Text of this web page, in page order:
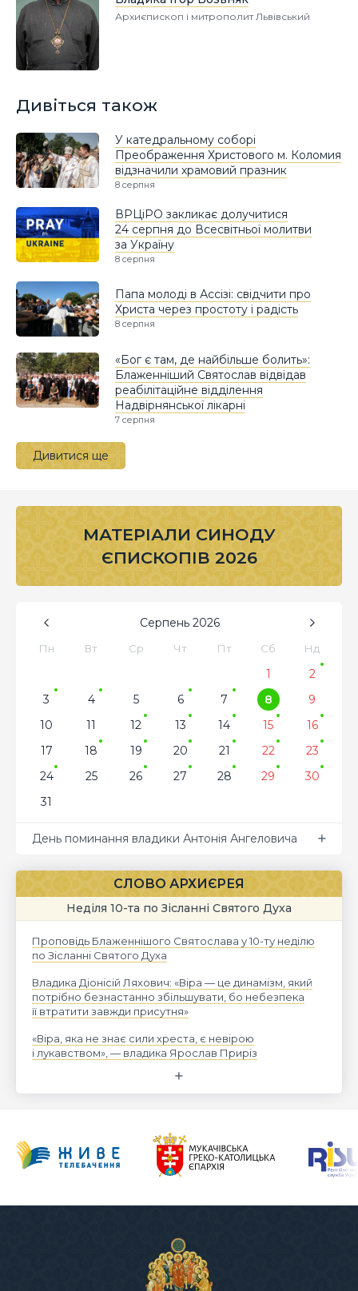
Архиєпископ і митрополит Львівський
Дивіться також
У катедральному соборі
Преображення Христового м. Коломия
відзначили храмовий празник
8 серпня
ВРЦіРО закликає долучитися
24 серпня до Всесвітньої молитви
за Україну
8 серпня
Папа молоді в Ассізі: свідчити про
Христа через простоту і радість
8 серпня
«Бог є там, де найбільше болить»:
Блаженніший Святослав відвідав
реабілітаційне відділення
Надвірнянської лікарні
7 серпня
Дивитися ще
МАТЕРІАЛИ СИНОДУ
ЄПИСКОПІВ 2026
Серпень 2026
Пн Вт Ср Чт Пт Сб Нд
1
2
3
4 5 6 7 8
9
10
11 12 13 14 15
16
17
18 19 20 21 22
23
24
25 26 27 28 29
30
31
День поминання владики Антонія Ангеловича
СЛОВО АРХИЄРЕЯ
Неділя 10-та по Зісланні Святого Духа
Проповідь Блаженнішого Святослава у 10-ту неділю
по Зісланні Святого Духа
Владика Діонісій Ляхович: «Віра — це динамізм, який
потрібно безнастанно збільшувати, бо небезпека
її втратити завжди присутня»
«Віра, яка не знає сили хреста, є невірою
і лукавством», — владика Ярослав Приріз